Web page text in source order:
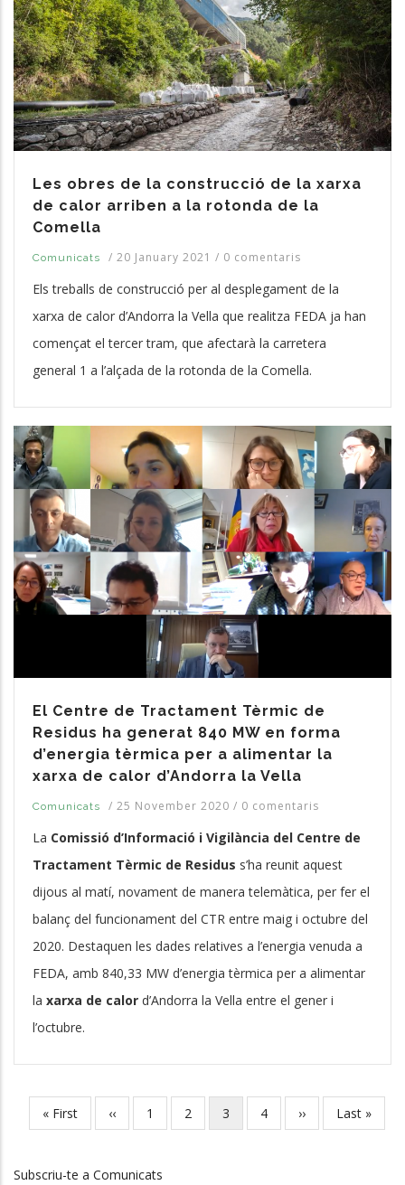
Les obres de la construcció de la xarxa
de calor arriben a la rotonda de la
Comella
Comunicats / 20 January 2021 / 0 comentaris
Els treballs de construcció per al desplegament de la
xarxa de calor d’Andorra la Vella que realitza FEDA ja han
començat el tercer tram, que afectarà la carretera
general 1 a l’alçada de la rotonda de la Comella.
El Centre de Tractament Tèrmic de
Residus ha generat 840 MW en forma
d’energia tèrmica per a alimentar la
xarxa de calor d’Andorra la Vella
Comunicats / 25 November 2020 / 0 comentaris
La Comissió d’Informació i Vigilància del Centre de
Tractament Tèrmic de Residus s’ha reunit aquest
dijous al matí, novament de manera telemàtica, per fer el
balanç del funcionament del CTR entre maig i octubre del
2020. Destaquen les dades relatives a l’energia venuda a
FEDA, amb 840,33 MW d’energia tèrmica per a alimentar
la xarxa de calor d’Andorra la Vella entre el gener i
l’octubre.
Paginació
Primera
pàgina
« First
Pàgina
anterior
‹‹ Pàgina
1 Pàgina
2
Pàgina
actual
3 Pàgina
4
Pàgina
següent
››
Última
pàgina
Last »
Subscriu-te a Comunicats